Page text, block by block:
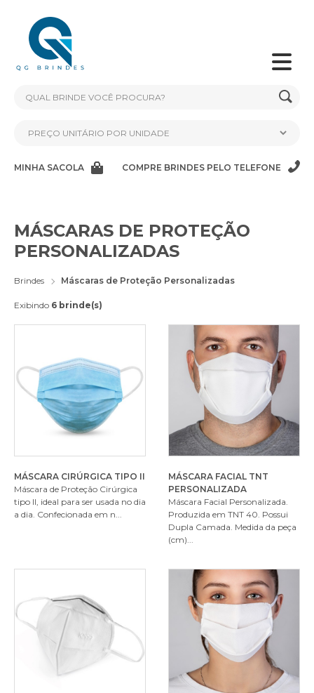
MINHA SACOLA COMPRE BRINDES PELO TELEFONE
MÁSCARAS DE PROTEÇÃO
PERSONALIZADAS
Brindes Máscaras de Proteção Personalizadas
Exibindo 6 brinde(s)
MÁSCARA CIRÚRGICA TIPO II
Máscara de Proteção Cirúrgica
tipo II, ideal para ser usada no dia
a dia. Confecionada em n...
MÁSCARA FACIAL TNT
PERSONALIZADA
Máscara Facial Personalizada.
Produzida em TNT 40. Possui
Dupla Camada. Medida da peça
(cm)...